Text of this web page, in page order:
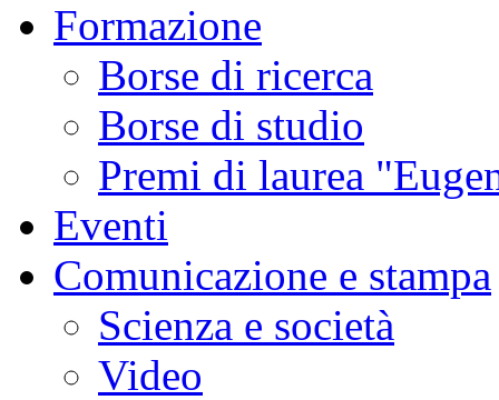
Formazione
Borse di ricerca
Borse di studio
Premi di laurea
Eventi
Comunicazione e stampa
Scienza e società
Video